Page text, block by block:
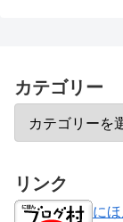
カテゴリー
リンク
に